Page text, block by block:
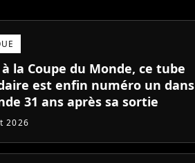
à la Coupe du Monde, ce tube
est enfin numéro un dans
31 ans après sa sortie
2026